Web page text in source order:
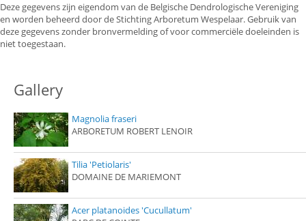
Deze gegevens zijn eigendom van de Belgische Dendrologische Vereniging
en worden beheerd door de Stichting Arboretum Wespelaar. Gebruik van
deze gegevens zonder bronvermelding of voor commerciële doeleinden is
niet toegestaan.
Gallery
Magnolia fraseri
ARBORETUM ROBERT LENOIR
Tilia 'Petiolaris'
DOMAINE DE MARIEMONT
Acer platanoides 'Cucullatum'